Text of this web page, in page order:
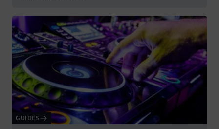
GUIDES